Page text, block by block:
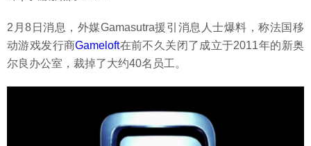
2月8日消息，外媒Gamasutra援引消息人士爆料，称法国移
动游戏发行商Gameloft在前不久关闭了成立于2011年的新奥
尔良办公室，裁掉了大约40名员工。